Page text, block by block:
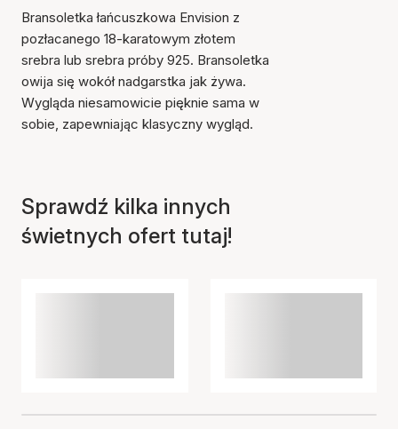
Bransoletka łańcuszkowa Envision z
pozłacanego 18-karatowym złotem
srebra lub srebra próby 925. Bransoletka
owija się wokół nadgarstka jak żywa.
Wygląda niesamowicie pięknie sama w
sobie, zapewniając klasyczny wygląd.
Sprawdź kilka innych
świetnych ofert tutaj!